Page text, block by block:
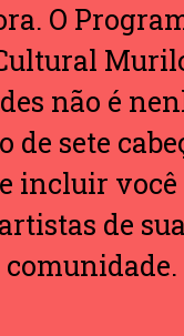
O
não é
de sete
incluir você
artistas de sua
comunidade.